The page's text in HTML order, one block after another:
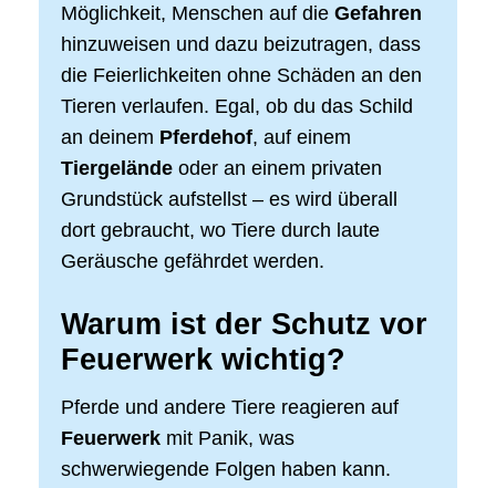
Möglichkeit, Menschen auf die Gefahren
hinzuweisen und dazu beizutragen, dass
die Feierlichkeiten ohne Schäden an den
Tieren verlaufen. Egal, ob du das Schild
an deinem Pferdehof, auf einem
Tiergelände oder an einem privaten
Grundstück aufstellst – es wird überall
dort gebraucht, wo Tiere durch laute
Geräusche gefährdet werden.
Warum ist der Schutz vor
Feuerwerk wichtig?
Pferde und andere Tiere reagieren auf
Feuerwerk mit Panik, was
schwerwiegende Folgen haben kann.